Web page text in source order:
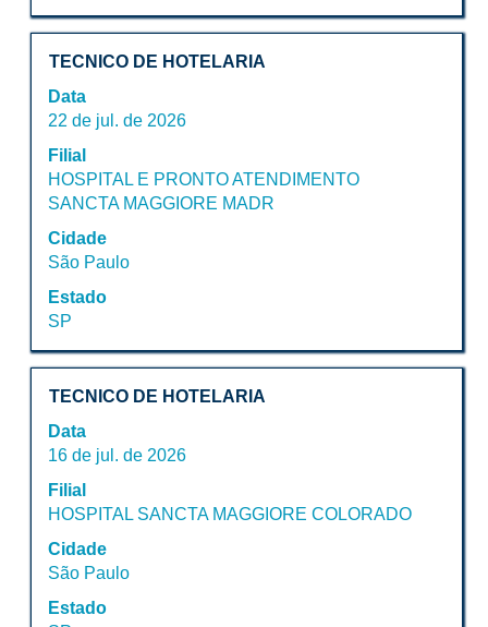
todas
as
informações
dela.
Título
TECNICO DE HOTELARIA
Data
22 de jul. de 2026
Filial
HOSPITAL E PRONTO ATENDIMENTO
SANCTA MAGGIORE MADR
Cidade
São Paulo
Estado
SP
Selecione
vaga
com
a
barra
de
espaço
pressionada
visualizar
todas
as
informações
dela.
Título
TECNICO DE HOTELARIA
Data
16 de jul. de 2026
Filial
HOSPITAL SANCTA MAGGIORE COLORADO
Cidade
São Paulo
Estado
Selecione
vaga
com
a
barra
de
espaço
para